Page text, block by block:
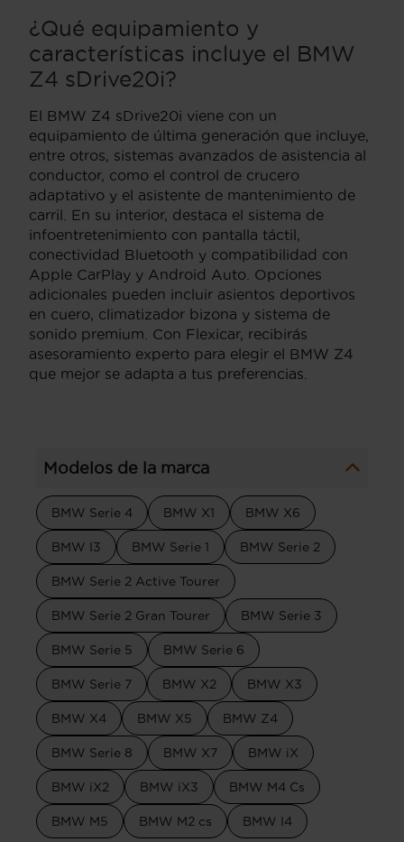
¿Qué equipamiento y
características incluye el BMW
Z4 sDrive20i?
El BMW Z4 sDrive20i viene con un
equipamiento de última generación que incluye,
entre otros, sistemas avanzados de asistencia al
conductor, como el control de crucero
adaptativo y el asistente de mantenimiento de
carril. En su interior, destaca el sistema de
infoentretenimiento con pantalla táctil,
conectividad Bluetooth y compatibilidad con
Apple CarPlay y Android Auto. Opciones
adicionales pueden incluir asientos deportivos
en cuero, climatizador bizona y sistema de
sonido premium. Con Flexicar, recibirás
asesoramiento experto para elegir el BMW Z4
que mejor se adapta a tus preferencias.
Modelos de la marca
BMW Serie 4 BMW X1 BMW X6
BMW I3 BMW Serie 1 BMW Serie 2
BMW Serie 2 Active Tourer
BMW Serie 2 Gran Tourer BMW Serie 3
BMW Serie 5 BMW Serie 6
BMW Serie 7 BMW X2 BMW X3
BMW X4 BMW X5 BMW Z4
BMW Serie 8 BMW X7 BMW iX
BMW iX2 BMW iX3 BMW M4 Cs
BMW M5 BMW M2 cs BMW I4